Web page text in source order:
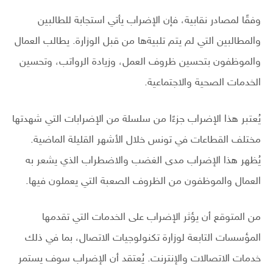
وفقًا لمصادر نقابية، فإن الإضراب يأتي استجابة للطالبين
والمطالبين التي لم يتم تلبيةها من قبل الوزارة. يطالب العمال
والموظفون بتحسين ظروف العمل، وزيادة الرواتب، وتحسين
الخدمات الصحية والاجتماعية.
يُعتبر هذا الإضراب جزءًا من سلسلة من الإضرابات التي شهدتها
مختلف القطاعات في تونس خلال الأشهر القليلة الماضية.
يُظهر هذا الإضراب مدى الغضب والاضطراب الذي يشعر به
العمال والموظفون من الظروف الصعبة التي يعملون فيها.
من المتوقع أن يؤثر الإضراب على الخدمات التي تقدمها
المؤسسات التابعة لوزارة تكنولوجيات الاتصال، بما في ذلك
خدمات الاتصالات والإنترنت. يُعتقد أن الإضراب سوف يستمر